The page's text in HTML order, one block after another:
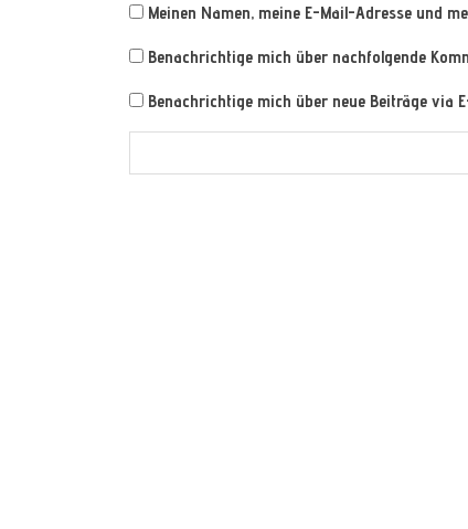
Meinen Namen, meine E-Mail-Adresse und
Benachrichtige mich über nachfolgende
Benachrichtige mich über neue Beiträge via